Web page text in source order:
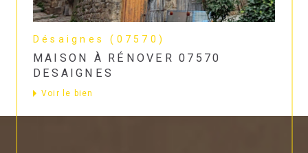
Désaignes (07570)
MAISON À RÉNOVER 07570
DESAIGNES
Voir le bien